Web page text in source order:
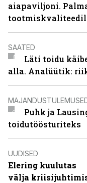
aiapaviljoni.
SAATED
Läti toidu
alla. Analüütik:
Puhk ja
toidutöösturiteks
UUDISED
Elering kuulutas
välja